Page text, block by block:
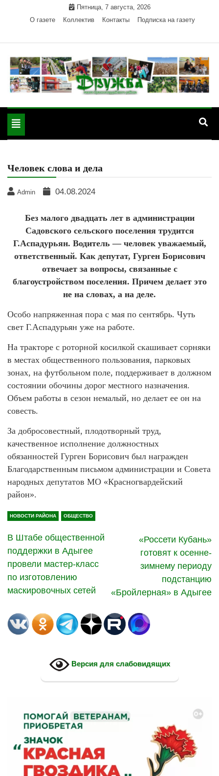
Пятница, 7 августа, 2026
О газете
Коллектив Контакты Подписка на газету
"Дружба" — газета
Красногвардейского района Республики Адыгея
Toggle
navigation
Человек слова и дела
Admin 04.08.2024
Без малого двадцать лет в администрации
Садовского сельского поселения трудится
Г.Аспадурьян. Водитель — человек уважаемый,
ответственный. Как депутат, Гурген Борисович
отвечает за вопросы, связанные с
благоустройством поселения. Причем делает это
не на словах, а на деле.
Особо напряженная пора с мая по сентябрь. Чуть
свет Г.Аспадурьян уже на работе.
На тракторе с роторной косилкой скашивает сорняки
в местах общественного пользования, парковых
зонах, на футбольном поле, поддерживает в должном
состоянии обочины дорог местного назначения.
Объем работы в сезон немалый, но делает ее он на
совесть.
За добросовестный, плодотворный труд,
качественное исполнение должностных
обязанностей Гурген Борисович был награжден
Благодарственным письмом администрации и Совета
народных депутатов МО «Красногвардейский
район».
НОВОСТИ РАЙОНА ОБЩЕСТВО
В Штабе общественной
поддержки в Адыгее
провели мастер-класс
по изготовлению
маскировочных сетей
«Россети Кубань»
готовят к осенне-
зимнему периоду
подстанцию
«Бройлерная» в Адыгее
Версия для слабовидящих